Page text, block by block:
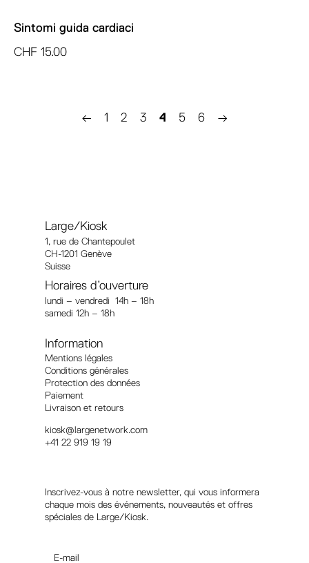
Sintomi guida cardiaci
CHF 15.00
← 1 2 3 4 5 6 →
Large/Kiosk
1, rue de Chantepoulet
CH-1201 Genève
Suisse
Horaires d’ouverture
lundi – vendredi 14h – 18h
samedi 12h – 18h
Information
Mentions légales
Conditions générales
Protection des données
Paiement
Livraison et retours
kiosk@largenetwork.com
+41 22 919 19 19
Inscrivez-vous à notre newsletter, qui vous informera
chaque mois des événements, nouveautés et offres
spéciales de Large/Kiosk.